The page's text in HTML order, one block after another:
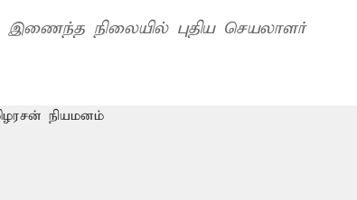
நிலையில் புதிய செயலாளர்